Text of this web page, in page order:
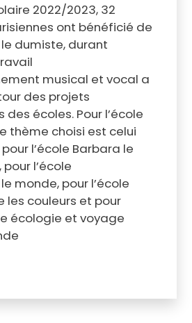
2022/2023, 32
ont bénéficié de
dumiste, durant
musical et vocal a
des projets
écoles. Pour l’école
thème choisi est celui
l’école Barbara le
l’école
monde, pour l’école
les couleurs et pour
écologie et voyage